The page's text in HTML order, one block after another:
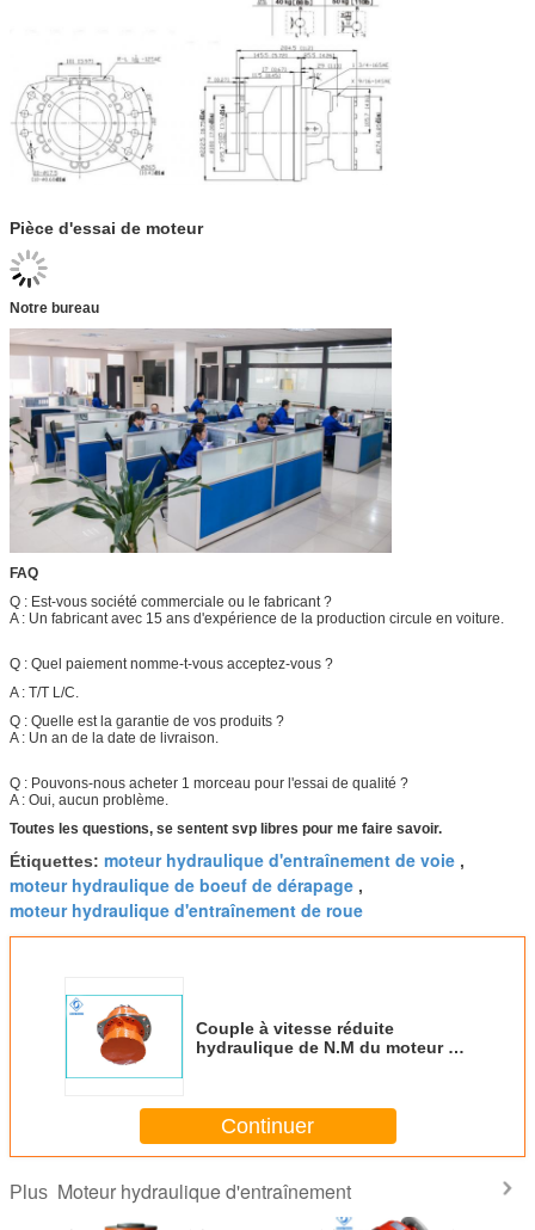
Pièce d'essai de moteur
Notre bureau
FAQ
Q : Est-vous société commerciale ou le fabricant ?
A : Un fabricant avec 15 ans d'expérience de la production circule en voiture.
Q : Quel paiement nomme-t-vous acceptez-vous ?
A : T/T L/C.
Q : Quelle est la garantie de vos produits ?
A : Un an de la date de livraison.
Q : Pouvons-nous acheter 1 morceau pour l'essai de qualité ?
A : Oui, aucun problème.
Toutes les questions, se sentent svp libres pour me faire savoir.
Étiquettes: moteur hydraulique d'entraînement de voie ,
moteur hydraulique de boeuf de dérapage ,
moteur hydraulique d'entraînement de roue
Couple à vitesse réduite
hydraulique de N.M du moteur de
1419 - 2802
Continuer
Plus Moteur hydraulique d'entraînement